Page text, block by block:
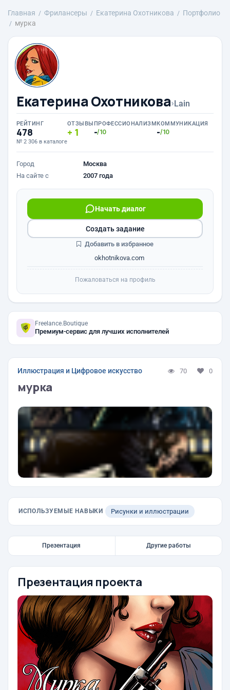
Главная Фрилансеры Екатерина Охотникова
Портфолио
мурка
Екатерина Охотникова›Lain
РЕЙТИНГ
478
№ 2 306 в каталоге
ОТЗЫВЫ
1
ПРОФЕССИОНАЛИЗМ
-/10
КОММУНИКАЦИЯ
-/10
Город
Москва
На сайте с
2007 года
Начать диалог
okhotnikova.com
Создать задание
Добавить в избранное
Пожаловаться на профиль
Freelance.Boutique
Премиум-сервис для лучших исполнителей
Иллюстрация и Цифровое искусство 70 0
мурка
ИСПОЛЬЗУЕМЫЕ НАВЫКИ Рисунки и иллюстрации
Презентация Другие работы
Презентация проекта